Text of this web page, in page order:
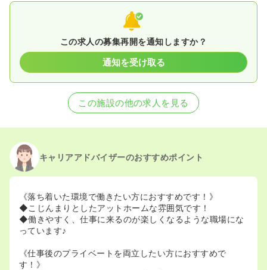
この求人の募集再開を通知しますか？
通知を受け取る
この施設の他の求人を見る
キャリアアドバイザーのおすすめポイント
《落ち着いた環境で働きたい方におすすめです！》
◆こじんまりとしたアットホームな雰囲気です！
◆働きやすく、仕事に来るのが楽しくなるような職場にな
っています♪
《仕事後のプライベートを両立したい方におすすめで
す！》